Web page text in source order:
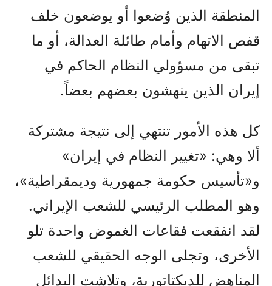
المنطقة الذين وُضعوا أو يوضعون خلف
قفص الاتهام وأمام طائلة العدالة، أو ما
تبقى من مسؤولي النظام الحاكم في
إيران الذين ينهشون بعضهم بعضاً.
كل هذه الأمور تنتهي إلى نتيجة مشتركة
ألا وهي: «تغيير النظام في إيران»
و«تأسيس حكومة جمهورية وديمقراطية»،
وهو المطلب الرئيسي للشعب الإيراني.
لقد انفقعت فقاعات الغموض واحدة تلو
الأخرى، وتجلى الوجه الحقيقي للشعب
المناهض للديكتاتورية، وتلاشت البدائل